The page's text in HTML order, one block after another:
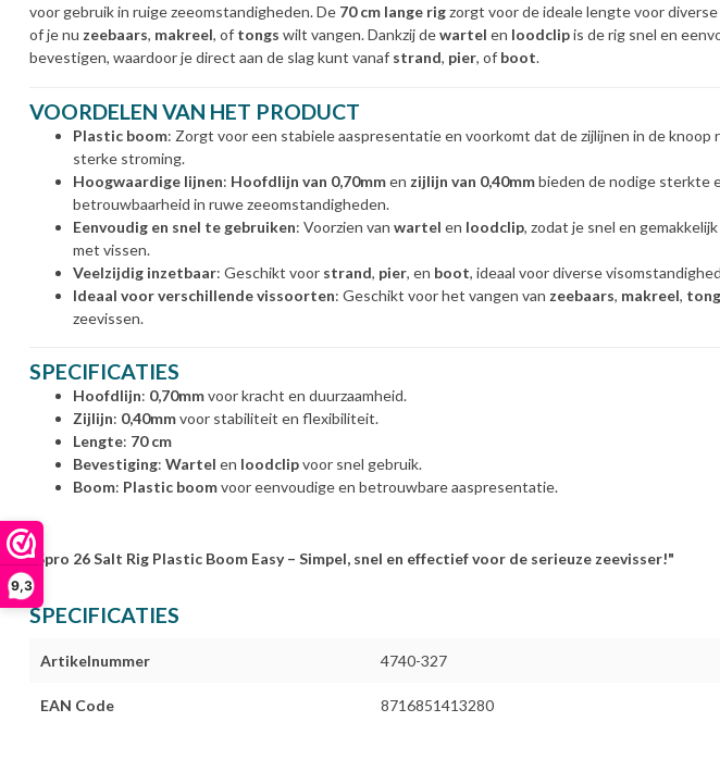
9,3
voor gebruik in ruige zeeomstandigheden. De 70 cm lange rigzorgt voor de ideale lengte voor
of je nu zeebaars, makreel, of tongs wilt vangen. Dankzij dewartel en loodclipis de rig snel en
bevestigen, waardoor je direct aan de slag kunt vanaf strand, pier, of boot.
VOORDELEN VAN HET PRODUCT
Plastic boom: Zorgt voor een stabiele aaspresentatie en voorkomt dat de zijlijnen in de knoop
sterke stroming.
Hoogwaardige lijnen: Hoofdlijn van 0,70mmen zijlijn van 0,40mmbieden de nodige sterkte
betrouwbaarheid in ruwe zeeomstandigheden.
Eenvoudig en snel te gebruiken: Voorzien van wartel en loodclip, zodat je snel en
met vissen.
Veelzijdig inzetbaar: Geschikt voor strand, pier, en boot, ideaal voor diverse
Ideaal voor verschillende vissoorten: Geschikt voor het vangen van zeebaars, makreel,
zeevissen.
SPECIFICATIES
Hoofdlijn: 0,70mmvoor kracht en duurzaamheid.
Zijlijn: 0,40mmvoor stabiliteit en flexibiliteit.
Lengte: 70 cm
Bevestiging: Wartel en loodclipvoor snel gebruik.
Boom: Plastic boomvoor eenvoudige en betrouwbare aaspresentatie.
"Spro 26 Salt Rig Plastic Boom Easy – Simpel, snel en effectief voor de serieuze zeevisser!"
SPECIFICATIES
Artikelnummer 4740-327
EAN Code 8716851413280